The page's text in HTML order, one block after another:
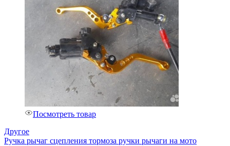
Посмотреть товар
Другое
Ручка рычаг сцепления тормоза ручки рычаги на мото